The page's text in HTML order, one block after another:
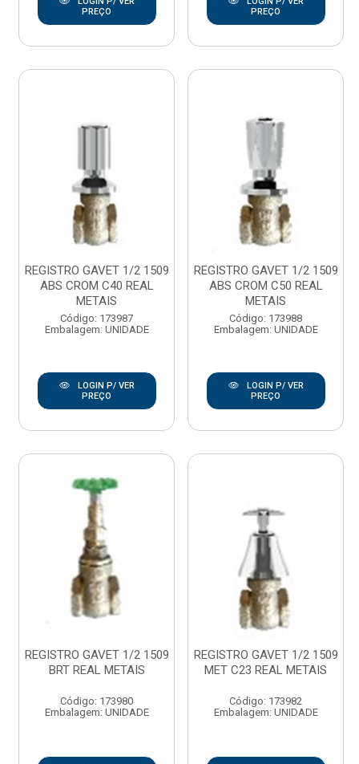
PREÇO
PREÇO
REGISTRO GAVET 1/2 1509
ABS CROM C40 REAL
METAIS
Código: 173987
Embalagem: UNIDADE
LOGIN P/ VER
PREÇO
REGISTRO GAVET 1/2 1509
ABS CROM C50 REAL
METAIS
Código: 173988
Embalagem: UNIDADE
LOGIN P/ VER
PREÇO
REGISTRO GAVET 1/2 1509
BRT REAL METAIS
Código: 173980
Embalagem: UNIDADE
REGISTRO GAVET 1/2 1509
MET C23 REAL METAIS
Código: 173982
Embalagem: UNIDADE